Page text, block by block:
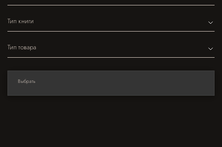
Тип книги
Тип товара
Выбрать